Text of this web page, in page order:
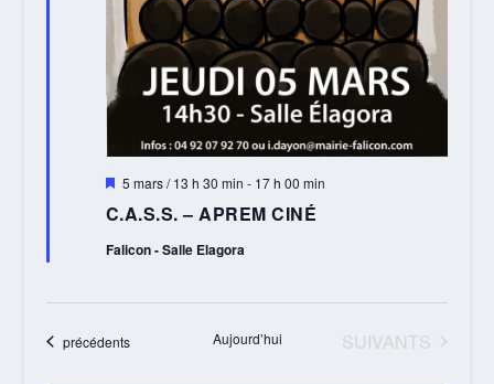
C.A.S.S. – APREM CINÉ
Mis
avant
5 mars / 13 h 30 min - 17 h 00 min
Falicon - Salle Elagora
Évènements
précédents Aujourd’hui ÉVÈNEMENTS
SUIVANTS